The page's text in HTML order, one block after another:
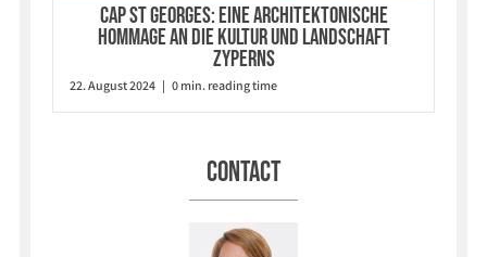
Cap St Georges: Eine architektonische
Hommage an die Kultur und Landschaft
Zyperns
22. August 2024 | 0 min. reading time
Contact